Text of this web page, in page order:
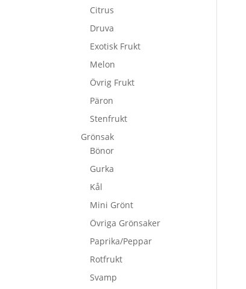
Citrus
Druva
Exotisk Frukt
Melon
Övrig Frukt
Päron
Stenfrukt
Grönsak
Bönor
Gurka
Kål
Mini Grönt
Övriga Grönsaker
Paprika/Peppar
Rotfrukt
Svamp